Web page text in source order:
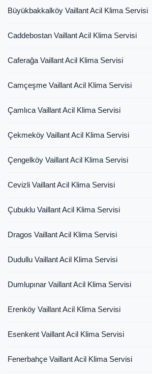
Büyükbakkalköy Vaillant Acil Klima Servisi
Caddebostan Vaillant Acil Klima Servisi
Caferağa Vaillant Acil Klima Servisi
Camçeşme Vaillant Acil Klima Servisi
Çamlıca Vaillant Acil Klima Servisi
Çekmeköy Vaillant Acil Klima Servisi
Çengelköy Vaillant Acil Klima Servisi
Cevizli Vaillant Acil Klima Servisi
Çubuklu Vaillant Acil Klima Servisi
Dragos Vaillant Acil Klima Servisi
Dudullu Vaillant Acil Klima Servisi
Dumlupınar Vaillant Acil Klima Servisi
Erenköy Vaillant Acil Klima Servisi
Esenkent Vaillant Acil Klima Servisi
Fenerbahçe Vaillant Acil Klima Servisi